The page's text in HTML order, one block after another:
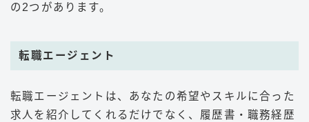
の2つがあります。
転職エージェント
転職エージェントは、あなたの希望やスキルに合った
求人を紹介してくれるだけでなく、履歴書・職務経歴